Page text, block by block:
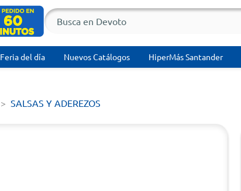
Feria del día Nuevos Catálogos HiperMás Santander
SALSAS Y ADEREZOS